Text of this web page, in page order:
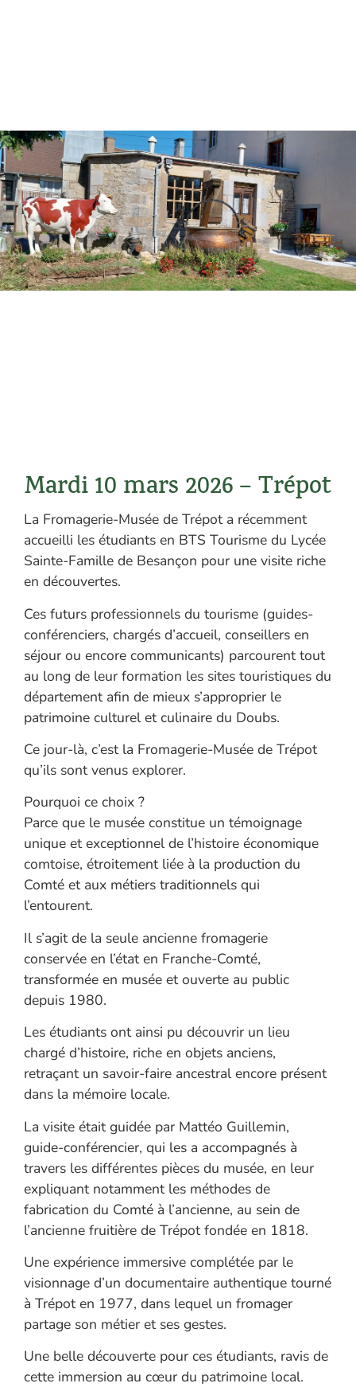
Mardi 10 mars 2026 – Trépot
La Fromagerie-Musée de Trépot a récemment
accueilli les étudiants en BTS Tourisme du Lycée
Sainte-Famille de Besançon pour une visite riche
en découvertes.
Ces futurs professionnels du tourisme (guides-
conférenciers, chargés d’accueil, conseillers en
séjour ou encore communicants) parcourent tout
au long de leur formation les sites touristiques du
département afin de mieux s’approprier le
patrimoine culturel et culinaire du Doubs.
Ce jour-là, c’est la Fromagerie-Musée de Trépot
qu’ils sont venus explorer.
Pourquoi ce choix ?
Parce que le musée constitue un témoignage
unique et exceptionnel de l’histoire économique
comtoise, étroitement liée à la production du
Comté et aux métiers traditionnels qui
l’entourent.
Il s’agit de la seule ancienne fromagerie
conservée en l’état en Franche-Comté,
transformée en musée et ouverte au public
depuis 1980.
Les étudiants ont ainsi pu découvrir un lieu
chargé d’histoire, riche en objets anciens,
retraçant un savoir-faire ancestral encore présent
dans la mémoire locale.
La visite était guidée par Mattéo Guillemin,
guide-conférencier, qui les a accompagnés à
travers les différentes pièces du musée, en leur
expliquant notamment les méthodes de
fabrication du Comté à l’ancienne, au sein de
l’ancienne fruitière de Trépot fondée en 1818.
Une expérience immersive complétée par le
visionnage d’un documentaire authentique tourné
à Trépot en 1977, dans lequel un fromager
partage son métier et ses gestes.
Une belle découverte pour ces étudiants, ravis de
cette immersion au cœur du patrimoine local.